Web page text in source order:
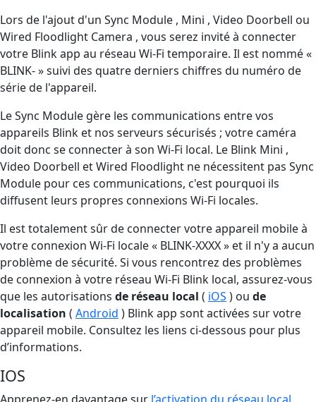
Lors de l'ajout d'un Sync Module , Mini , Video Doorbell ou
Wired Floodlight Camera , vous serez invité à connecter
votre Blink app au réseau Wi-Fi temporaire. Il est nommé «
BLINK- » suivi des quatre derniers chiffres du numéro de
série de l'appareil.
Le Sync Module gère les communications entre vos
appareils Blink et nos serveurs sécurisés ; votre caméra
doit donc se connecter à son Wi-Fi local. Le Blink Mini ,
Video Doorbell et Wired Floodlight ne nécessitent pas Sync
Module pour ces communications, c'est pourquoi ils
diffusent leurs propres connexions Wi-Fi locales.
Il est totalement sûr de connecter votre appareil mobile à
votre connexion Wi-Fi locale « BLINK-XXXX » et il n'y a aucun
problème de sécurité. Si vous rencontrez des problèmes
de connexion à votre réseau Wi-Fi Blink local, assurez-vous
que les autorisations de réseau local ( iOS ) ou de
localisation ( Android ) Blink app sont activées sur votre
appareil mobile. Consultez les liens ci-dessous pour plus
d’informations.
IOS